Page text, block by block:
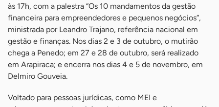
às 17h, com a palestra “Os 10 mandamentos da gestão
financeira para empreendedores e pequenos negócios”,
ministrada por Leandro Trajano, referência nacional em
gestão e finanças. Nos dias 2 e 3 de outubro, o mutirão
chega a Penedo; em 27 e 28 de outubro, será realizado
em Arapiraca; e encerra nos dias 4 e 5 de novembro, em
Delmiro Gouveia.
Voltado para pessoas jurídicas, como MEI e